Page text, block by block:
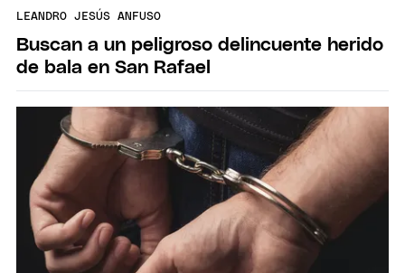
LEANDRO JESÚS ANFUSO
Buscan a un peligroso delincuente herido
de bala en San Rafael